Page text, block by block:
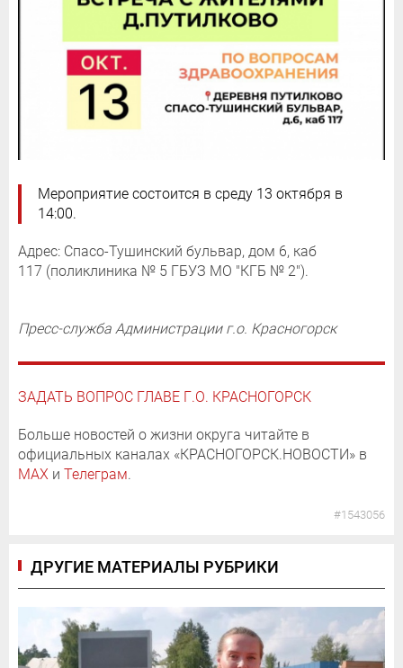
Мероприятие состоится в среду 13 октября в
14:00.
Адрес: Спасо-Тушинский бульвар, дом 6, каб
117 (поликлиника № 5 ГБУЗ МО "КГБ № 2").
Пресс-служба Администрации г.о. Красногорск
ЗАДАТЬ ВОПРОС ГЛАВЕ Г.О. КРАСНОГОРСК
Больше новостей о жизни округа читайте в
официальных каналах «КРАСНОГОРСК.НОВОСТИ» в
MAX и Телеграм.
#1543056
ДРУГИЕ МАТЕРИАЛЫ РУБРИКИ